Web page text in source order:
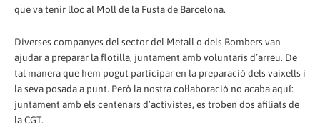
que va tenir lloc al Moll de la Fusta de Barcelona.
Diverses companyes del sector del Metall o dels Bombers van
ajudar a preparar la flotilla, juntament amb voluntaris d’arreu. De
tal manera que hem pogut participar en la preparació dels vaixells i
la seva posada a punt. Però la nostra col·laboració no acaba aquí:
juntament amb els centenars d’activistes, es troben dos afiliats de
la CGT.